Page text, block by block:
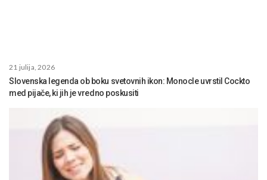
21 julija, 2026
Slovenska legenda ob boku svetovnih ikon: Monocle uvrstil Cockto
med pijače, ki jih je vredno poskusiti